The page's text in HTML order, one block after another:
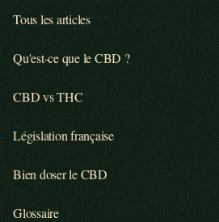
Tous les articles
Qu'est-ce que le CBD ?
CBD vs THC
Législation française
Bien doser le CBD
Glossaire